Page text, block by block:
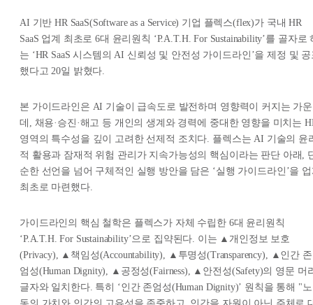
AI 기반 HR SaaS(Software as a Service) 기업 플렉스(flex)가 국내 HR
SaaS 업계 최초로 6대 윤리원칙 ‘P.A.T.H. For Sustainability’를 골자로
는 ‘HR SaaS 시스템의 AI 신뢰성 및 안전성 가이드라인’을 제정 및 공
했다고 20일 밝혔다.
본 가이드라인은 AI 기술이 급속도로 발전하며 영향력이 커지는 가운
데, 채용·승진·해고 등 개인의 생계와 경력에 중대한 영향을 미치는
영역의 특수성을 깊이 고려한 선제적 조치다. 플렉스는 AI 기술의 윤
적 활용과 잠재적 위험 관리가 지속가능성의 핵심이라는 판단 아래,
순한 선언을 넘어 구체적인 실행 방안을 담은 ‘실행 가이드라인’을
최초로 마련했다.
가이드라인의 핵심 철학은 플렉스가 자체 수립한 6대 윤리원칙
‘P.A.T.H. For Sustainability’으로 집약된다. 이는 ▲개인정보 보호
(Privacy), ▲책임성(Accountability), ▲투명성(Transparency), ▲인간 존
엄성(Human Dignity), ▲공정성(Fairness), ▲안전성(Safety)의 영문 머
글자와 일치한다. 특히 ‘인간 존엄성(Human Dignity)’ 원칙을 통해 "노